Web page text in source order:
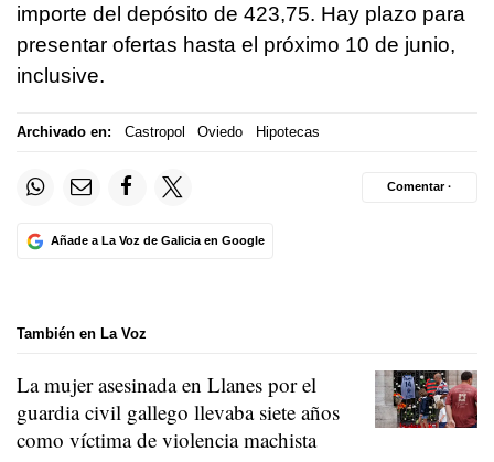
importe del depósito de 423,75. Hay plazo para
presentar ofertas hasta el próximo 10 de junio,
inclusive.
Archivado en: Castropol Oviedo Hipotecas
Añade a La Voz de Galicia en Google
Comentar ·
También en La Voz
La mujer asesinada en Llanes por el
guardia civil gallego llevaba siete años
como víctima de violencia machista